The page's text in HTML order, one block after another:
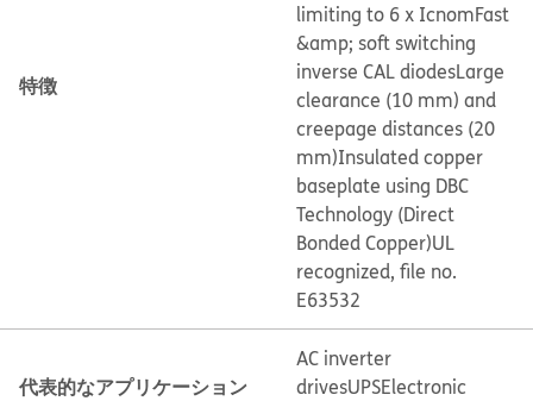
特徴
limiting to 6 x IcnomFast
&amp; soft switching
inverse CAL diodesLarge
clearance (10 mm) and
creepage distances (20
mm)Insulated copper
baseplate using DBC
Technology (Direct
Bonded Copper)UL
recognized, file no.
E63532
代表的なアプリケーション
AC inverter
drivesUPSElectronic